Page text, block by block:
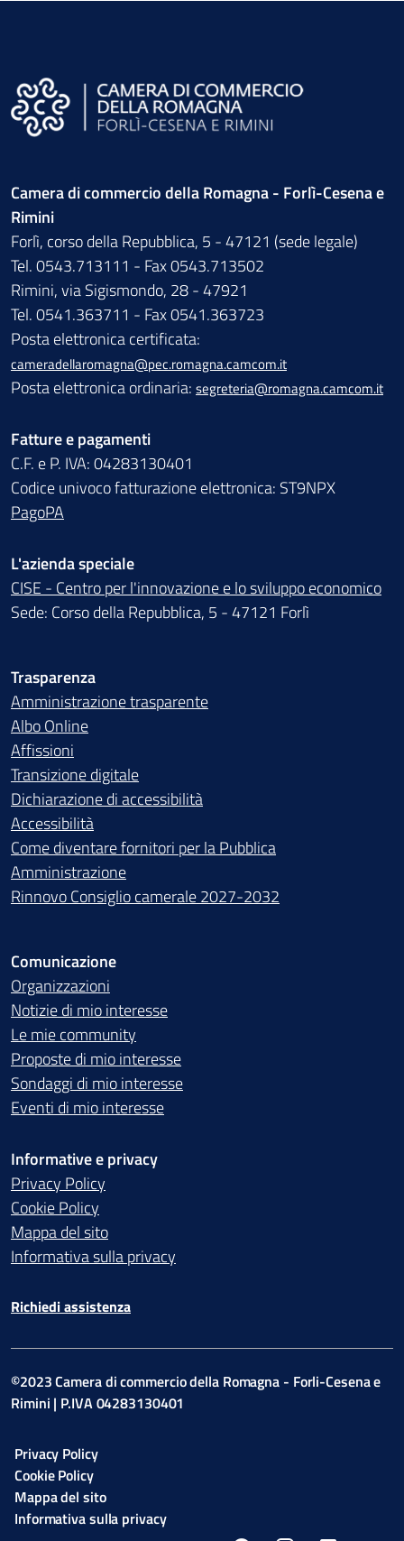
Camera di commercio della Romagna - Forlì-Cesena e
Rimini
Forlì, corso della Repubblica, 5 - 47121 (sede legale)
Tel. 0543.713111 - Fax 0543.713502
Rimini, via Sigismondo, 28 - 47921
Tel. 0541.363711 - Fax 0541.363723
Posta elettronica certificata:
cameradellaromagna@pec.romagna.camcom.it
Posta elettronica ordinaria: segreteria@romagna.camcom.it
Fatture e pagamenti
C.F. e P. IVA: 04283130401
Codice univoco fatturazione elettronica: ST9NPX
PagoPA
L'azienda speciale
CISE - Centro per l'innovazione e lo sviluppo economico
Sede: Corso della Repubblica, 5 - 47121 Forlì
Trasparenza
Amministrazione trasparente
Albo Online
Affissioni
Transizione digitale
Dichiarazione di accessibilità
Accessibilità
Come diventare fornitori per la Pubblica
Amministrazione
Rinnovo Consiglio camerale 2027-2032
Comunicazione
Organizzazioni
Notizie di mio interesse
Le mie community
Proposte di mio interesse
Sondaggi di mio interesse
Eventi di mio interesse
Informative e privacy
Privacy Policy
Cookie Policy
Mappa del sito
Informativa sulla privacy
Richiedi assistenza
©2023 Camera di commercio della Romagna - Forli-Cesena e
Rimini | P.IVA 04283130401
Privacy Policy
Cookie Policy
Mappa del sito
Informativa sulla privacy